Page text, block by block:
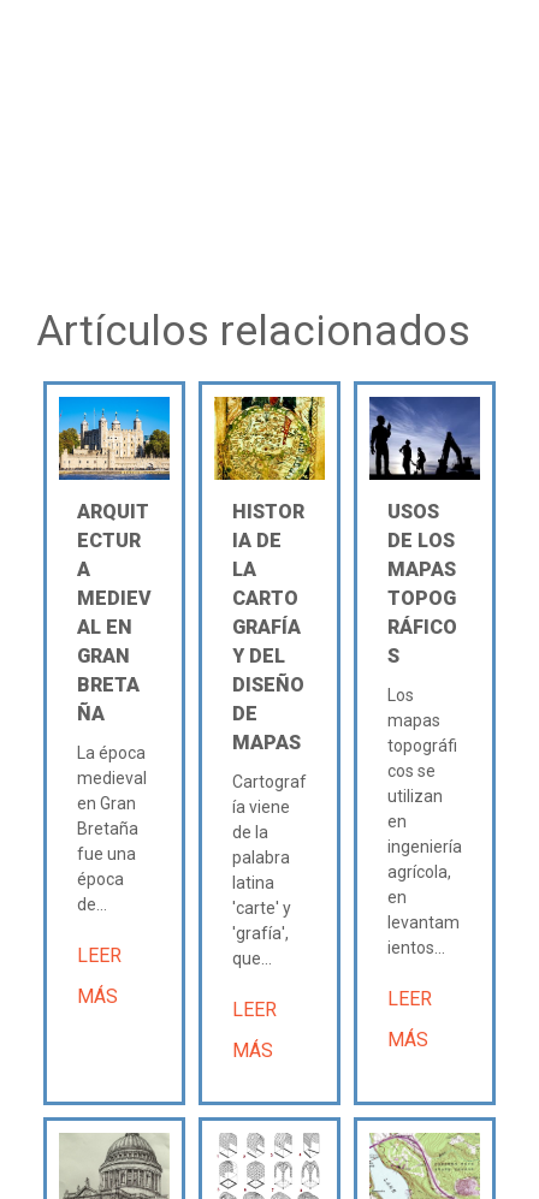
Artículos relacionados
ARQUIT
ECTUR
A
MEDIEV
AL EN
GRAN
BRETA
ÑA
La época
medieval
en Gran
Bretaña
fue una
época
de...
LEER
MÁS
HISTOR
IA DE
LA
CARTO
GRAFÍA
Y DEL
DISEÑO
DE
MAPAS
Cartograf
ía viene
de la
palabra
latina
'carte' y
'grafía',
que...
LEER
MÁS
USOS
DE LOS
MAPAS
TOPOG
RÁFICO
S
Los
mapas
topográfi
cos se
utilizan
en
ingeniería
agrícola,
en
levantam
ientos...
LEER
MÁS